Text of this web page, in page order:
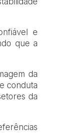
e
que a
da
conduta
da